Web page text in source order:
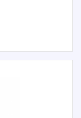
administratif -